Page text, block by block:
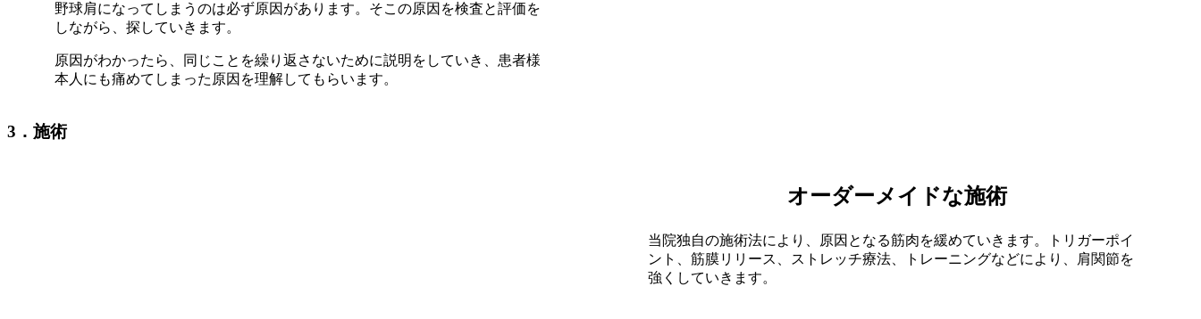
野球肩になってしまうのは必ず原因があります。そこの原因を検査と評価を
しながら、探していきます。
原因がわかったら、同じことを繰り返さないために説明をしていき、患者様
本人にも痛めてしまった原因を理解してもらいます。
3．施術
オーダーメイドな施術
当院独自の施術法により、原因となる筋肉を緩めていきます。トリガーポイ
ント、筋膜リリース、ストレッチ療法、トレーニングなどにより、肩関節を
強くしていきます。